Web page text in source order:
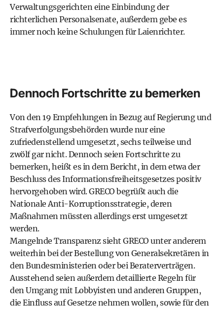
Verwaltungsgerichten eine Einbindung der
richterlichen Personalsenate, außerdem gebe es
immer noch keine Schulungen für Laienrichter.
Dennoch Fortschritte zu bemerken
Von den 19 Empfehlungen in Bezug auf Regierung und
Strafverfolgungsbehörden wurde nur eine
zufriedenstellend umgesetzt, sechs teilweise und
zwölf gar nicht. Dennoch seien Fortschritte zu
bemerken, heißt es in dem Bericht, in dem etwa der
Beschluss des Informationsfreiheitsgesetzes positiv
hervorgehoben wird. GRECO begrüßt auch die
Nationale Anti-Korruptionsstrategie, deren
Maßnahmen müssten allerdings erst umgesetzt
werden.
Mangelnde Transparenz sieht GRECO unter anderem
weiterhin bei der Bestellung von Generalsekretären in
den Bundesministerien oder bei Beraterverträgen.
Ausstehend seien außerdem detaillierte Regeln für
den Umgang mit Lobbyisten und anderen Gruppen,
die Einfluss auf Gesetze nehmen wollen, sowie für den